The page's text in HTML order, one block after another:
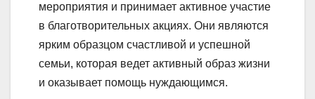
мероприятия и принимает активное участие
в благотворительных акциях. Они являются
ярким образцом счастливой и успешной
семьи, которая ведет активный образ жизни
и оказывает помощь нуждающимся.